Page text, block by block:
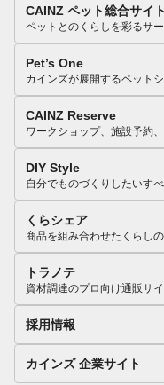
CAINZ ペット総合サイト
ペットとのくらしを彩るサ
Pet’s One
カインズが展開するペット
CAINZ Reserve
ワークショップ、施設予約
DIY Style
自分でものづくりしたいす
くらシェア
商品を組み合わせたくらし
トラノテ
資材調達のプロ向け通販サイ
採用情報
カインズ 企業サイト